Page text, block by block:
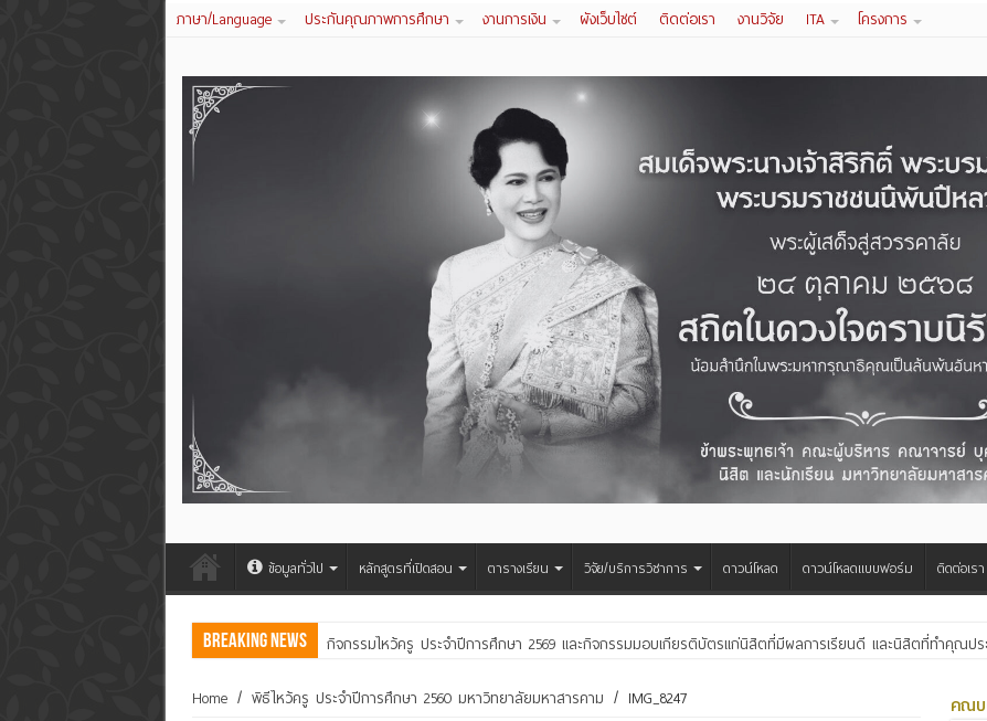
ภาษา/Language ประกันคุณภาพการศึกษา งานการเงิน ผังเว็บไซต์ ติดต่อเรา งานวิจัย ITA โครงการ
ข้อมูลทั่วไป หลักสูตรที่เปิดสอน ตารางเรียน วิจัย/บริการวิชาการ ดาวน์โหลด ดาวน์โหลดแบบฟอร์ม ติดต่อเรา
Breaking News กิจกรรมไหว้ครู ประจำปีการศึกษา 2569 และกิจกรรมมอบเกียรติบัตรแก่นิสิตที่มีผลการเรียนดี และนิสิตที่ทำคุณปร
คณะสิ่งแวดล้อมฯ มมส ร่วมสืบสานประเพณีฮีตเดือน ๘ ถวายเทียนพรรษา ๒๙ วัด เฉลิมพระเกียรติพระบาทสมเ
Home / พิธีไหว้ครู ประจำปีการศึกษา 2560 มหาวิทยาลัยมหาสารคาม / IMG_8247 คณ